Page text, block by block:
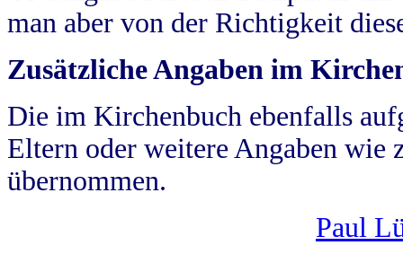
man aber von der Richtigkeit
Zusätzliche Angaben im
Die im Kirchenbuch ebenfalls
Eltern oder weitere Angaben wie
übernommen.
Paul